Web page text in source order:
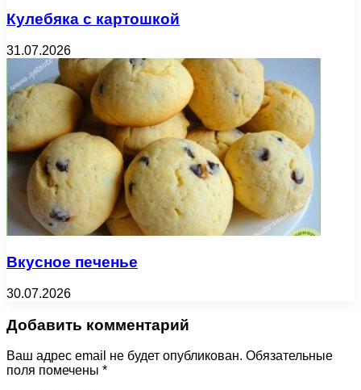
Кулебяка с картошкой
31.07.2026
Вкусное печенье
30.07.2026
Добавить комментарий
Ваш адрес email не будет опубликован. Обязательные
поля помечены *